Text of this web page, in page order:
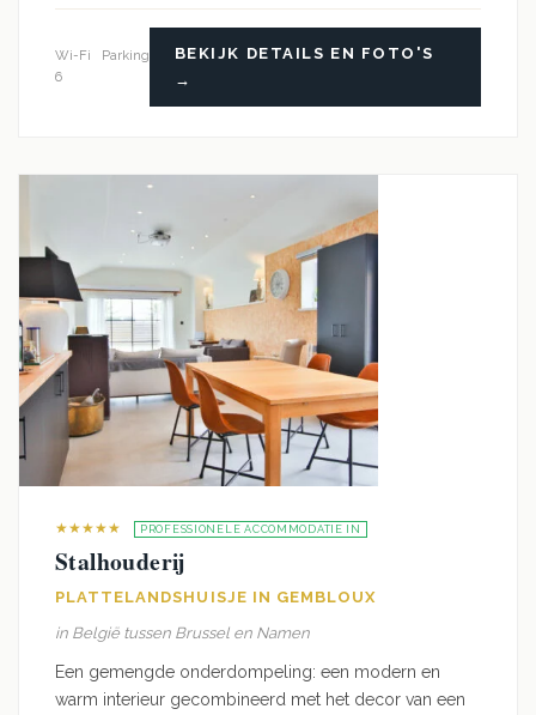
Wi-Fi
6
Parking
BEKIJK DETAILS EN FOTO'S
→
★★★★★ PROFESSIONELE ACCOMMODATIE IN
Stalhouderij
PLATTELANDSHUISJE IN GEMBLOUX
in België tussen Brussel en Namen
Een gemengde onderdompeling: een modern en
warm interieur gecombineerd met het decor van een